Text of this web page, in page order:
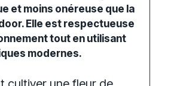
et moins onéreuse que la
Elle est respectueuse
tout en utilisant
modernes.